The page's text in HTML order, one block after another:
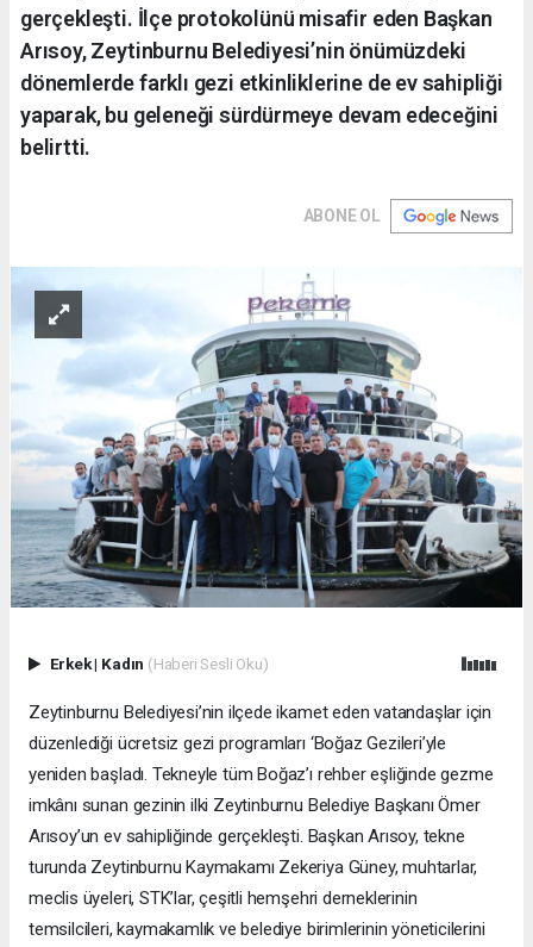
gerçekleşti. İlçe protokolünü misafir eden Başkan
Arısoy, Zeytinburnu Belediyesi’nin önümüzdeki
dönemlerde farklı gezi etkinliklerine de ev sahipliği
yaparak, bu geleneği sürdürmeye devam edeceğini
belirtti.
ABONE OL
Erkek| Kadın (Haberi Sesli Oku)
Zeytinburnu Belediyesi’nin ilçede ikamet eden vatandaşlar için
düzenlediği ücretsiz gezi programları ‘Boğaz Gezileri’yle
yeniden başladı. Tekneyle tüm Boğaz’ı rehber eşliğinde gezme
imkânı sunan gezinin ilki Zeytinburnu Belediye Başkanı Ömer
Arısoy’un ev sahipliğinde gerçekleşti. Başkan Arısoy, tekne
turunda Zeytinburnu Kaymakamı Zekeriya Güney, muhtarlar,
meclis üyeleri, STK’lar, çeşitli hemşehri derneklerinin
temsilcileri, kaymakamlık ve belediye birimlerinin yöneticilerini